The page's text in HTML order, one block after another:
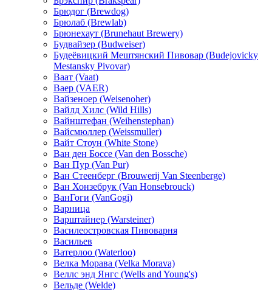
Брюдог (Brewdog)
Брюлаб (Brewlab)
Брюнехаут (Brunehaut Brewery)
Будвайзер (Budweiser)
Будеёвицкий Мештянский Пивовар (Budejovicky
Mestansky Pivovar)
Ваат (Vaat)
Ваер (VAER)
Вайзеноер (Weisenoher)
Вайлд Хилс (Wild Hills)
Вайнштефан (Weihenstephan)
Вайсмюллер (Weissmuller)
Вайт Стоун (White Stone)
Ван ден Боссе (Van den Bossche)
Ван Пур (Van Pur)
Ван Стеенберг (Brouwerij Van Steenberge)
Ван Хонзебрук (Van Honsebrouck)
ВанГоги (VanGogi)
Варница
Варштайнер (Warsteiner)
Василеостровская Пивоварня
Васильев
Ватерлоо (Waterloo)
Велка Морава (Velka Morava)
Веллс энд Янгс (Wells and Young's)
Вельде (Welde)